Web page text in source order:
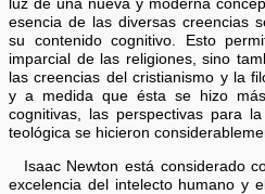
luz de una nueva y moderna
esencia de las diversas creencias
su contenido cognitivo. Esto
imparcial de las religiones, sino
las creencias del cristianismo y la
y a medida que ésta se hizo
cognitivas, las perspectivas para
teológica se hicieron
Isaac Newton está considerado
excelencia del intelecto humano y